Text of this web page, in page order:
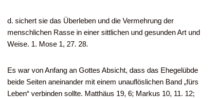
d. sichert sie das Überleben und die Vermehrung der
menschlichen Rasse in einer sittlichen und gesunden Art und
Weise. 1. Mose 1, 27. 28.
Es war von Anfang an Gottes Absicht, dass das Ehegelübde
beide Seiten aneinander mit einem unauflöslichen Band „fürs
Leben“ verbinden sollte. Matthäus 19, 6; Markus 10, 11. 12;